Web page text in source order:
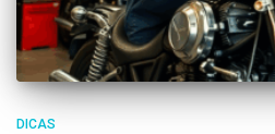
DICAS